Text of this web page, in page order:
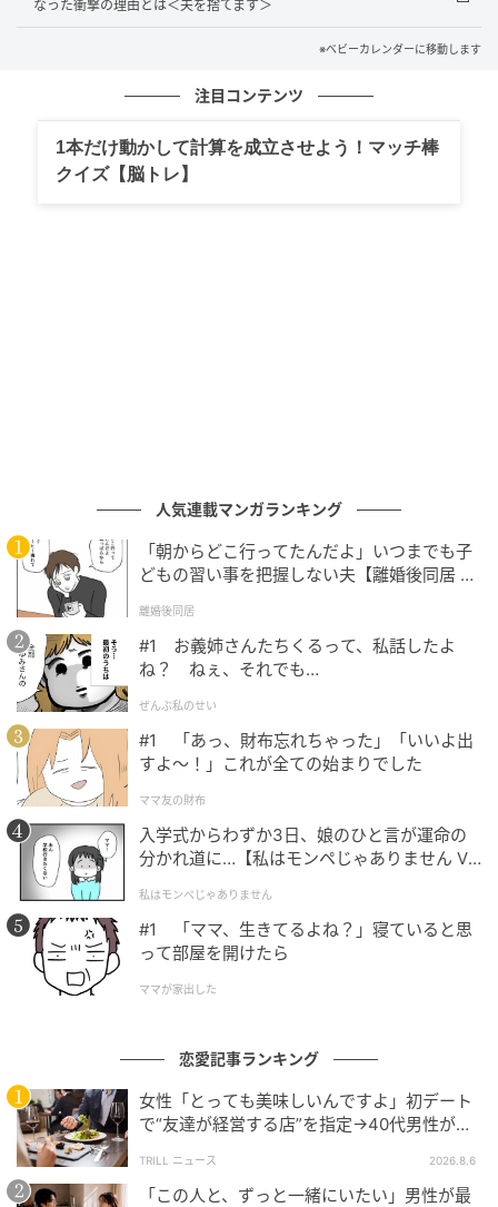
♡ 本当に親孝行な息子よね」と悪びれもせずに笑い、
夫も「お前は旅行会社で働いてるし、いつでも行ける
だろう？ 嫁より母親を優先するのは当たり前だ。お前
いから2人で行ってくるわ〜！ 奮発して5つ星ホテルの
◯◯リゾートを予約したんだよね♪」と……。
多少の後ろめたさでも感じていたのか当日、それも空
港のカウンターまで、私に内緒にしていた夫。義母と
結託して、ずっと嘘をついていたのです。悲しみを通
り越して完全に愛情が冷めきった私は、「わかった、
楽しんできて」とだけ告げて2人を見送りました。
私はすぐさま、ツアーコーディネーターとして働いて
いる弟に事情を連絡しました。あきれ果てた弟は、
「俺、そこのホテルのお客さんよく案内してるわ！ 俺
がおすすめの観光プランをフロントで提案してもらえ
るよう連絡しとくわ！」と言ったのです。
数時間後、現地に到着した夫と義母は、夫が予約した
リゾートホテルへ向かい親子水入らずの旅行がスター
ト。しかし、東南アジアをメインにコーディネートし
ている弟が、ホテルへ連絡を取り、翌日からの観光プ
そうとは知らず、ホテルで優雅な朝食を楽しんだ夫と
義母は、英語がからきしダメなこともあり、夫は内容
を十分に確認しないまま、スタッフに勧められたプラ
ンに申し込み。意気揚々と観光へ出かけ……。
なった衝撃の理由とは＜夫を捨てます＞
※ベビーカレンダーに移動します
注目コンテンツ
1本だけ動かして計算を成立させよう！マッチ棒
クイズ【脳トレ】
人気連載マンガランキング
「朝からどこ行ってたんだよ」いつまでも子
どもの習い事を把握しない夫【離婚後同居 Vo
離婚後同居
#1 お義姉さんたちくるって、私話したよ
ね？ ねぇ、それでも…
ぜんぶ私のせい
#1 「あっ、財布忘れちゃった」「いいよ出
すよ〜！」これが全ての始まりでした
ママ友の財布
入学式からわずか3日、娘のひと言が運命の
分かれ道に…【私はモンペじゃありません Vo
私はモンペじゃありません
#1 「ママ、生きてるよね？」寝ていると思
って部屋を開けたら
ママが家出した
恋愛記事ランキング
女性「とっても美味しいんですよ」初デート
で“友達が経営する店”を指定→40代男性が向
TRILL ニュース 2026.8.6
「この人と、ずっと一緒にいたい」男性が最